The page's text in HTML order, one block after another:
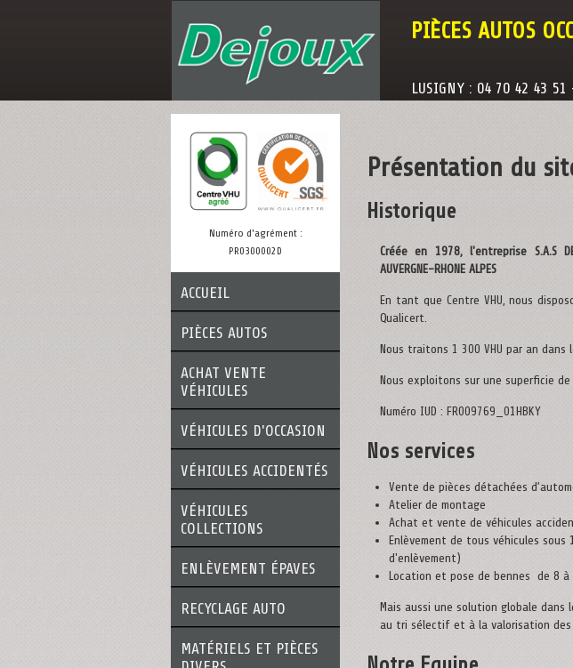
PIÈCES AUTOS
LUSIGNY : 04 70 42 43
Numéro d'agrément :
PR0300002D
ACCUEIL
PIÈCES AUTOS
ACHAT VENTE
VÉHICULES
VÉHICULES D'OCCASION
VÉHICULES ACCIDENTÉS
VÉHICULES
COLLECTIONS
ENLÈVEMENT ÉPAVES
RECYCLAGE AUTO
MATÉRIELS ET PIÈCES
Présentation du
Historique
Créée en 1978, l'entreprise S.A.S
AUVERGNE-RHONE ALPES
En tant que Centre VHU, nous
Qualicert.
Nous traitons 1 300 VHU par an
Nous exploitons sur une superficie
Numéro IUD : FR009769_01HBKY
Nos services
Vente de pièces détachées
Atelier de montage
Achat et vente de véhicules
Enlèvement de tous véhicules
d'enlèvement)
Location et pose de bennes de 8
Mais aussi une solution globale
au tri sélectif et à la valorisation des